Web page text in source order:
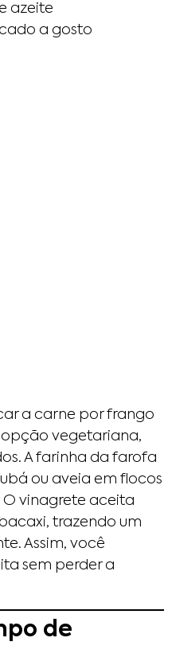
azeite
a gosto
a carne por frango
vegetariana,
A farinha da farofa
ou aveia em flocos
O vinagrete aceita
trazendo um
Assim, você
sem perder a
de